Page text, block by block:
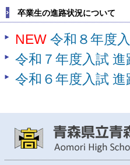
卒業生の進路状況について
NEW 令和８年度
令和７年度入試 進
令和６年度入試 進